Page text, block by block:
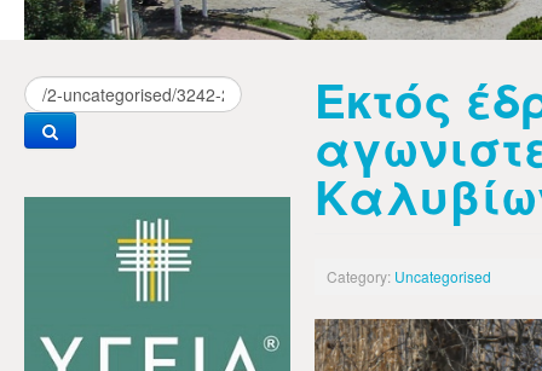
Εκτός
Category: Uncategorised